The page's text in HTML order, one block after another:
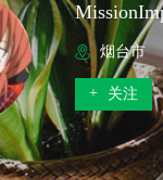
烟台市
+ 关注